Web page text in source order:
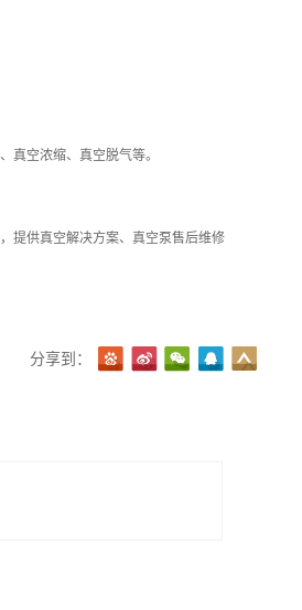
真空浓缩、真空脱气等。
提供真空解决方案、真空泵售后维修